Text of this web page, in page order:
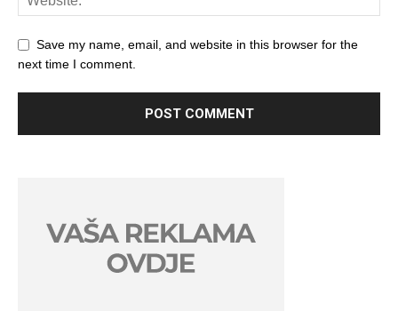
Save my name, email, and website in this browser for the
next time I comment.